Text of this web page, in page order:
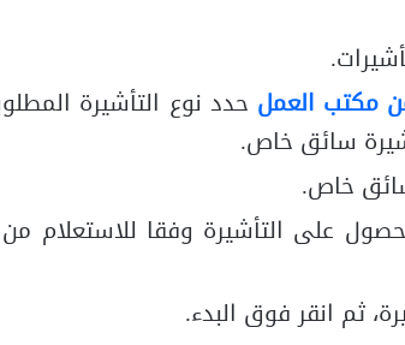
مكتب العمل حدد نوع التأشيرة
سائق خاص.
خاص.
على التأشيرة وفقا للاستعلام من
ثم انقر فوق البدء.